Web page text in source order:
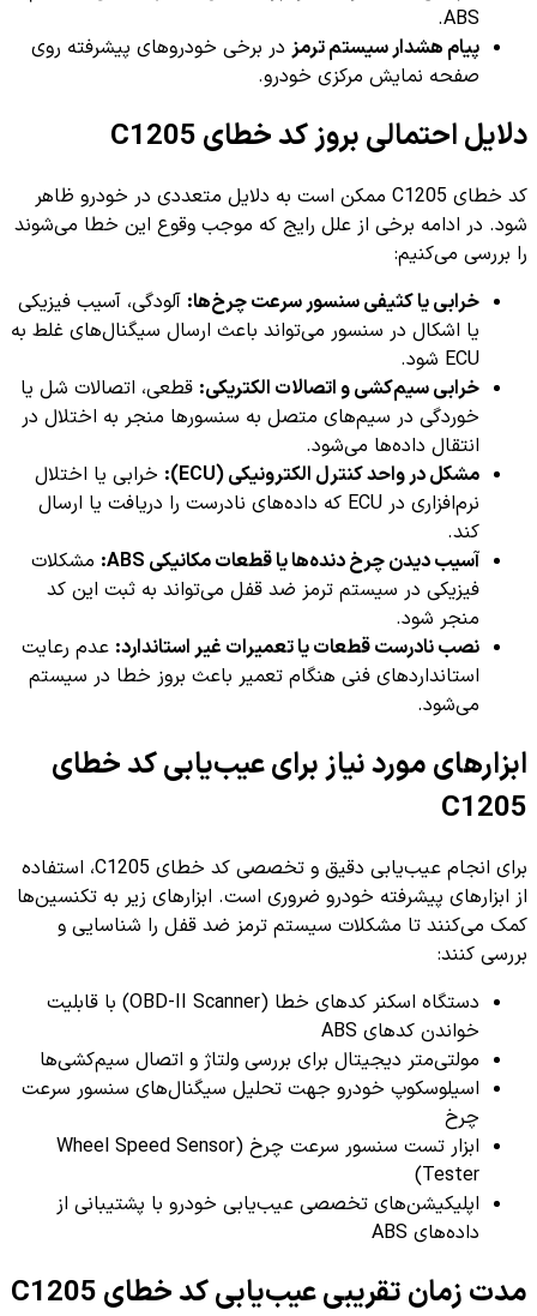
ABS.
پیام هشدار سیستم ترمز در برخی خودروهای پیشرفته روی
صفحه نمایش مرکزی خودرو.
دلایل احتمالی بروز کد خطای C1205
کد خطای C1205 ممکن است به دلایل متعددی در خودرو ظاهر
شود. در ادامه برخی از علل رایج که موجب وقوع این خطا می‌شوند
را بررسی می‌کنیم:
خرابی یا کثیفی سنسور سرعت چرخ‌ها: آلودگی، آسیب فیزیکی
یا اشکال در سنسور می‌تواند باعث ارسال سیگنال‌های غلط به
ECU شود.
خرابی سیم‌کشی و اتصالات الکتریکی: قطعی، اتصالات شل یا
خوردگی در سیم‌های متصل به سنسورها منجر به اختلال در
انتقال داده‌ها می‌شود.
مشکل در واحد کنترل الکترونیکی (ECU):
خرابی یا اختلال
نرم‌افزاری در ECU که داده‌های نادرست را دریافت یا ارسال
کند.
آسیب دیدن چرخ دنده‌ها یا قطعات مکانیکی ABS:
مشکلات
فیزیکی در سیستم ترمز ضد قفل می‌تواند به ثبت این کد
منجر شود.
نصب نادرست قطعات یا تعمیرات غیر استاندارد: عدم رعایت
استانداردهای فنی هنگام تعمیر باعث بروز خطا در سیستم
می‌شود.
ابزارهای مورد نیاز برای عیب‌یابی کد خطای
C1205
برای انجام عیب‌یابی دقیق و تخصصی کد خطای C1205، استفاده
از ابزارهای پیشرفته خودرو ضروری است. ابزارهای زیر به تکنسین‌ها
کمک می‌کنند تا مشکلات سیستم ترمز ضد قفل را شناسایی و
بررسی کنند:
دستگاه اسکنر کدهای خطا (OBD-II Scanner) با قابلیت
خواندن کدهای ABS
مولتی‌متر دیجیتال برای بررسی ولتاژ و اتصال سیم‌کشی‌ها
اسیلوسکوپ خودرو جهت تحلیل سیگنال‌های سنسور سرعت
چرخ
ابزار تست سنسور سرعت چرخ (Wheel Speed Sensor
Tester)
اپلیکیشن‌های تخصصی عیب‌یابی خودرو با پشتیبانی از
داده‌های ABS
مدت زمان تقریبی عیب‌یابی کد خطای C1205